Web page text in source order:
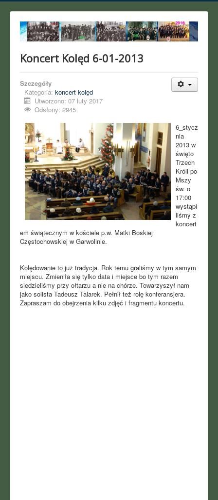
Koncert Kolęd 6-01-2013
Szczegóły
Kategoria: koncert kolęd
Utworzono: 07 luty 2017
Odsłony: 2945
6_stycz
nia
2013 w
święto
Trzech
Króli po
Mszy
św. o
17:00
wystąpi
liśmy z
koncert
em świątecznym w kościele p.w. Matki Boskiej
Częstochowskiej w Garwolinie.
Kolędowanie to już tradycja. Rok temu graliśmy w tym samym
miejscu. Zmieniła się tylko data i miejsce bo tym razem
siedzieliśmy przy ołtarzu a nie na chórze. Towarzyszył nam
jako solista Tadeusz Talarek. Pełnił też rolę konferansjera.
Zapraszam do obejrzenia kilku zdjęć i fragmentu koncertu.